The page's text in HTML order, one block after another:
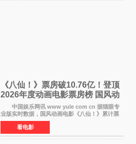
《八仙！》票房破10.76亿！登顶
2026年度动画电影票房榜 国风动
画逆袭暑期档
中国娱乐网讯 www yule com cn 据猫眼专
业版实时数据，国风动画电影《八仙！》累计票
房突破10 76亿元，超过《熊出没·年年有熊》，
暂列2026年度动画影片票房榜冠军。该片自暑期
档登陆院线以
看电影